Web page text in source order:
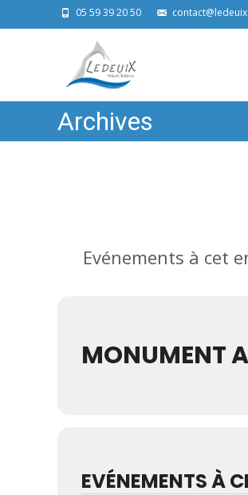
05 59 39 20 50
Archives
Evénements à cet
MONUMENT
EVÉNEMENTS À